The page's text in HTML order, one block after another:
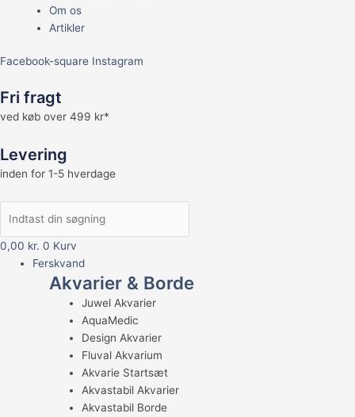
Om os
Artikler
Facebook-square Instagram
Fri fragt
ved køb over 499 kr*
Levering
inden for 1-5 hverdage
0,00 kr. 0 Kurv
Ferskvand
Akvarier & Borde
Juwel Akvarier
AquaMedic
Design Akvarier
Fluval Akvarium
Akvarie Startsæt
Akvastabil Akvarier
Akvastabil Borde